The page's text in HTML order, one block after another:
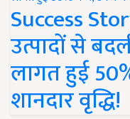
Success
उत्पादों से
लागत हुई
शानदार वृद्धि!